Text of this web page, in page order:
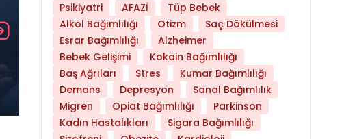
Libido Yüksekliği
Psikiyatri AFAZİ
Tüp Bebek
Alkol Bağımlılığı
Otizm
Saç Dökülmesi
Esrar Bağımlılığı
Alzheimer
Bebek Gelişimi
Kokain Bağımlılığı
Baş Ağrıları
Stres
Kumar Bağımlılığı
Demans
Depresyon
Sanal Bağımlılık
Migren
Opiat Bağımlılığı
Parkinson
Kadın Hastalıkları
Sigara Bağımlılığı